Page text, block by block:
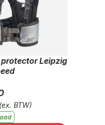
Leipzig
(ex. BTW)